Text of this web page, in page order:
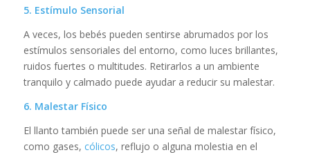
5. Estímulo Sensorial
A veces, los bebés pueden sentirse abrumados por los
estímulos sensoriales del entorno, como luces brillantes,
ruidos fuertes o multitudes. Retirarlos a un ambiente
tranquilo y calmado puede ayudar a reducir su malestar.
6. Malestar Físico
El llanto también puede ser una señal de malestar físico,
como gases, cólicos, reflujo o alguna molestia en el